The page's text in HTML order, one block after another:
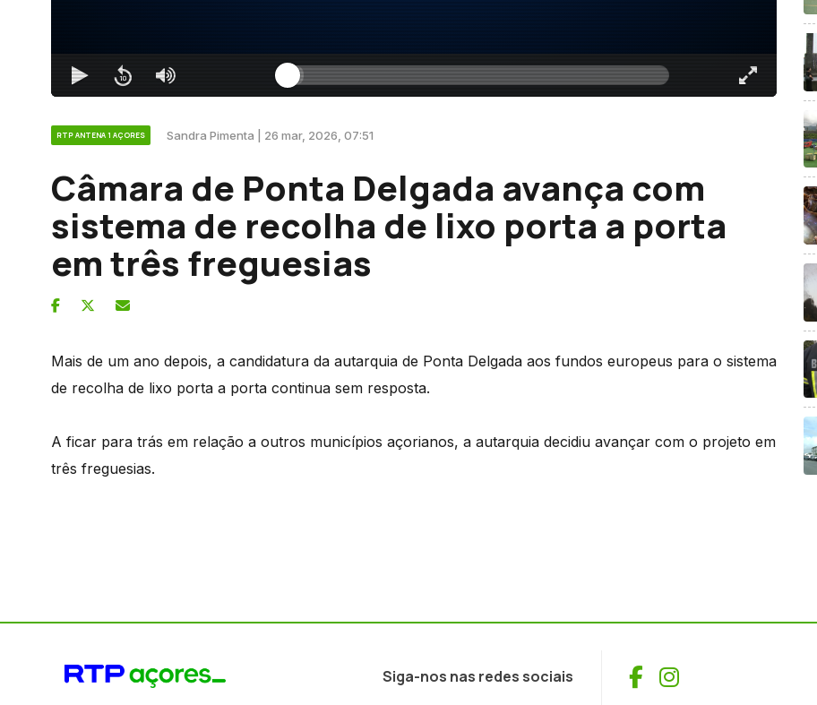
RTP ANTENA 1 AÇORES Sandra Pimenta | 26 mar, 2026, 07:51
Câmara de Ponta Delgada avança com
sistema de recolha de lixo porta a porta
em três freguesias
Mais de um ano depois, a candidatura da autarquia de Ponta Delgada aos fundos europeus para o sistema
de recolha de lixo porta a porta continua sem resposta.
A ficar para trás em relação a outros municípios açorianos, a autarquia decidiu avançar com o projeto em
três freguesias.
Siga-nos nas redes sociais Facebook
Instagram